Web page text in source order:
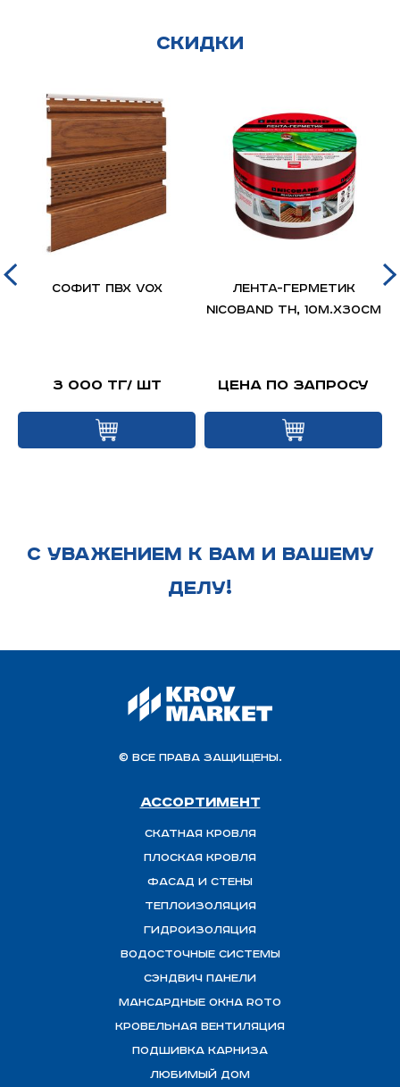
Скидки
Софит ПВХ VOX
3 000 тг/ шт
ЛЕНТА-ГЕРМЕТИК
NICOBAND ТН, 10м.х30см
Цена по запросу
С УВАЖЕНИЕМ К ВАМ И ВАШЕМУ
ДЕЛУ!
© Все права защищены.
Ассортимент
Скатная Кровля
Плоская кровля
Фасад и стены
Теплоизоляция
ГИДРОИЗОЛЯЦИЯ
Водосточные системы
Сэндвич панели
Мансардные окна ROTO
Кровельная вентиляция
Подшивка карниза
Любимый Дом